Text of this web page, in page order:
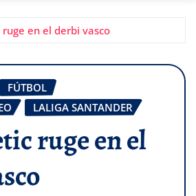
en el derbi vasco
FÚTBOL
LALIGA SANTANDER
ruge en el